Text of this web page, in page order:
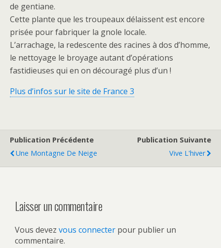
de gentiane.
Cette plante que les troupeaux délaissent est encore
prisée pour fabriquer la gnole locale.
L’arrachage, la redescente des racines à dos d’homme,
le nettoyage le broyage autant d’opérations
fastidieuses qui en on découragé plus d’un !
Plus d’infos sur le site de France 3
Publication Précédente
Une Montagne De Neige
Publication Suivante
Vive L'hiver
Laisser un commentaire
Vous devez vous connecter pour publier un
commentaire.